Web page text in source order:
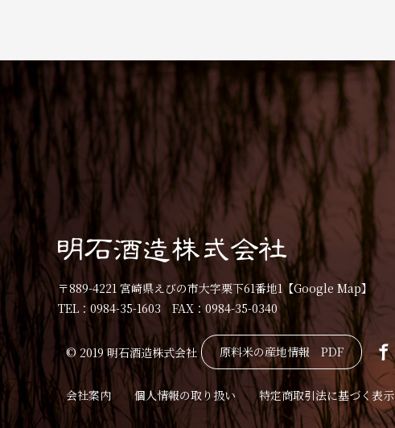
〒889-4221 宮崎県えびの市大字栗下61番地1【Google Map】
TEL：0984-35-1603 FAX：0984-35-0340
© 2019 明石酒造株式会社 原料米の産地情報 PDF
会社案内 個人情報の取り扱い 特定商取引法に基づく表示